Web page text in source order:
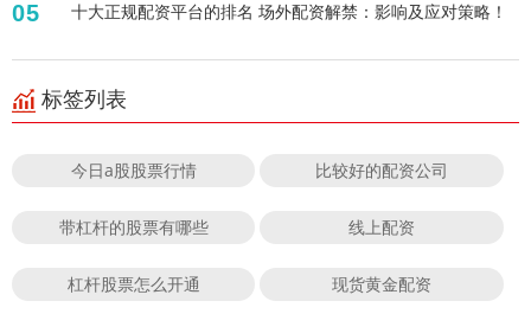
05 十大正规配资平台的排名 场外配资解禁：影响及应对策略！
标签列表
今日a股股票行情 比较好的配资公司
带杠杆的股票有哪些 线上配资
杠杆股票怎么开通 现货黄金配资